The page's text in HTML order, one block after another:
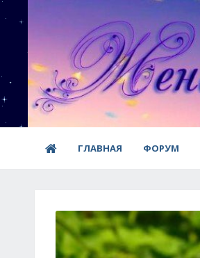
ГЛАВНАЯ ФОРУМ